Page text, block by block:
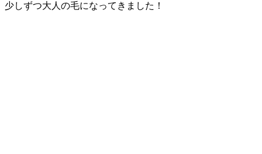
少しずつ大人の毛になってきました！